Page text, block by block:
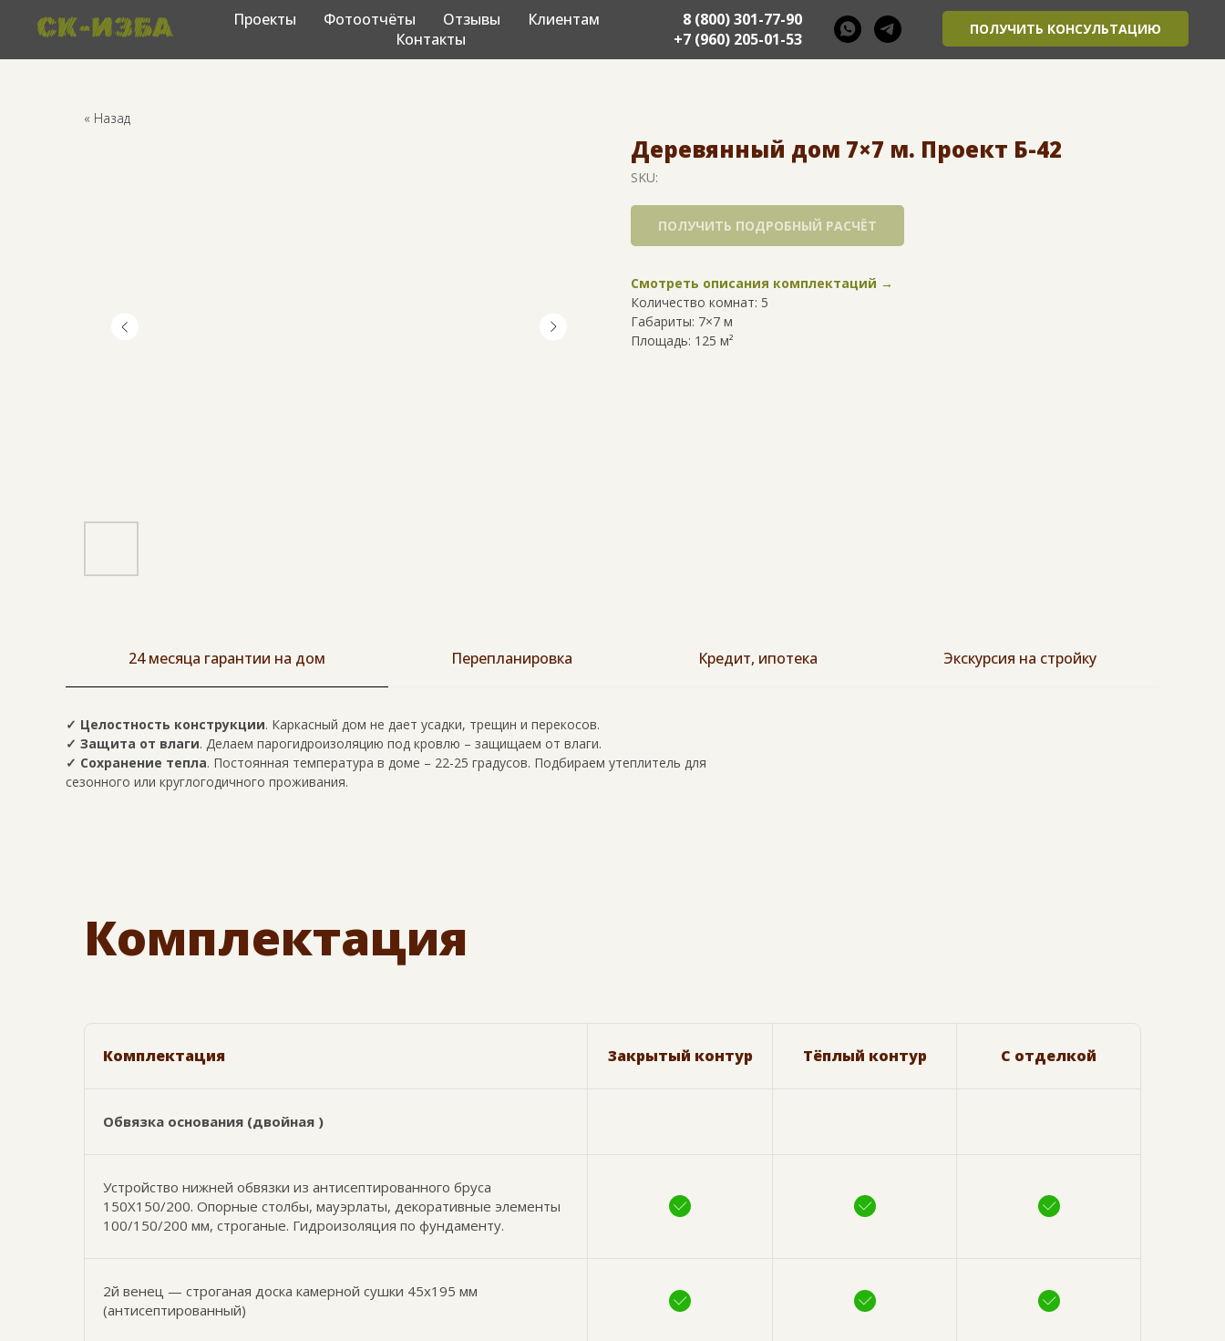
Проекты Фотоотчёты Отзывы
Клиентам
Контакты
8 (800) 301-77-90
+7 (960) 205-01-53
ПОЛУЧИТЬ КОНСУЛЬТАЦИЮ
« Назад
Деревянный дом 7×7 м. Проект Б-42
SKU:
ПОЛУЧИТЬ ПОДРОБНЫЙ РАСЧЁТ
Смотреть описания комплектаций →
Количество комнат: 5
Габариты: 7×7 м
Площадь: 125 м²
24 месяца гарантии на дом Перепланировка Кредит, ипотека Экскурсия на стройку
✓ Целостность конструкции. Каркасный дом не дает усадки, трещин и перекосов.
✓ Защита от влаги. Делаем парогидроизоляцию под кровлю – защищаем от влаги.
✓ Сохранение тепла. Постоянная температура в доме – 22-25 градусов. Подбираем утеплитель для
сезонного или круглогодичного проживания.
Комплектация
Комплектация Закрытый контур Тёплый контур С отделкой
Обвязка основания (двойная )
Устройство нижней обвязки из антисептированного бруса
150Х150/200. Опорные столбы, мауэрлаты, декоративные элементы
100/150/200 мм, строганые. Гидроизоляция по фундаменту.
2й венец — строганая доска камерной сушки 45х195 мм
(антисептированный)